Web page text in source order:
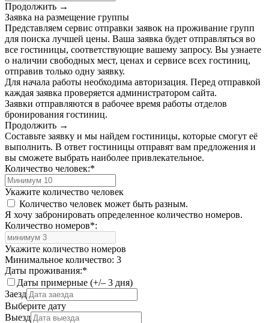
Продолжить →
Заявка на размещение группы
Представляем сервис отправки заявок на проживание групп
для поиска лучшей цены. Ваша заявка будет отправляться во
все гостиницы, соответствующие вашему запросу. Вы узнаете
о наличии свободных мест, ценах и сервисе всех гостиниц,
отправив только одну заявку.
Для начала работы необходима авторизация. Перед отправкой
каждая заявка проверяется администратором сайта.
Заявки отправляются в рабочее время работы отделов
бронирования гостиниц.
Продолжить →
Составьте заявку и мы найдем гостиницы, которые смогут её
выполнить. В ответ гостиницы отправят вам предложения и
вы сможете выбрать наиболее привлекательное.
Количество человек:*
Укажите количество человек
Количество человек может быть разным.
Я хочу забронировать определенное количество номеров.
Количество номеров*:
Укажите количество номеров
Минимальное количество: 3
Даты проживания:*
Даты примерные (+/– 3 дня)
Заезд
Выберите дату
Выезд